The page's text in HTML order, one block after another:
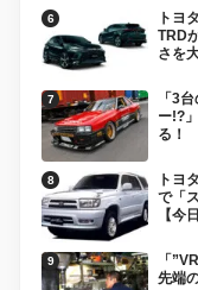
トヨ
TRD
さを
「3
ー!?
る！
トヨ
で「
【今
「
先端